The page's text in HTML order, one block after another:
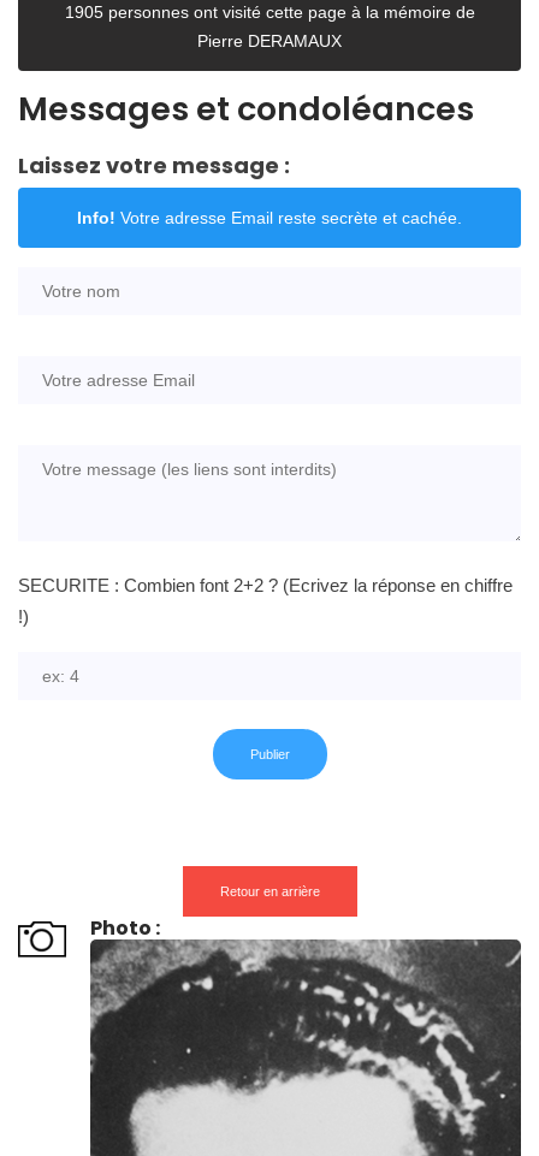
1905 personnes ont visité cette page à la mémoire de
Pierre DERAMAUX
Messages et condoléances
Laissez votre message :
Info! Votre adresse Email reste secrète et cachée.
SECURITE : Combien font 2+2 ? (Ecrivez la réponse en chiffre
!)
Retour en arrière
Photo :